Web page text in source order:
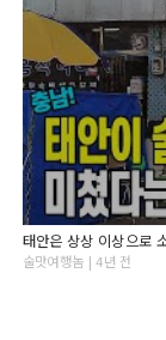
태안은 상상 이상으로
술맛여행놈 | 4년 전